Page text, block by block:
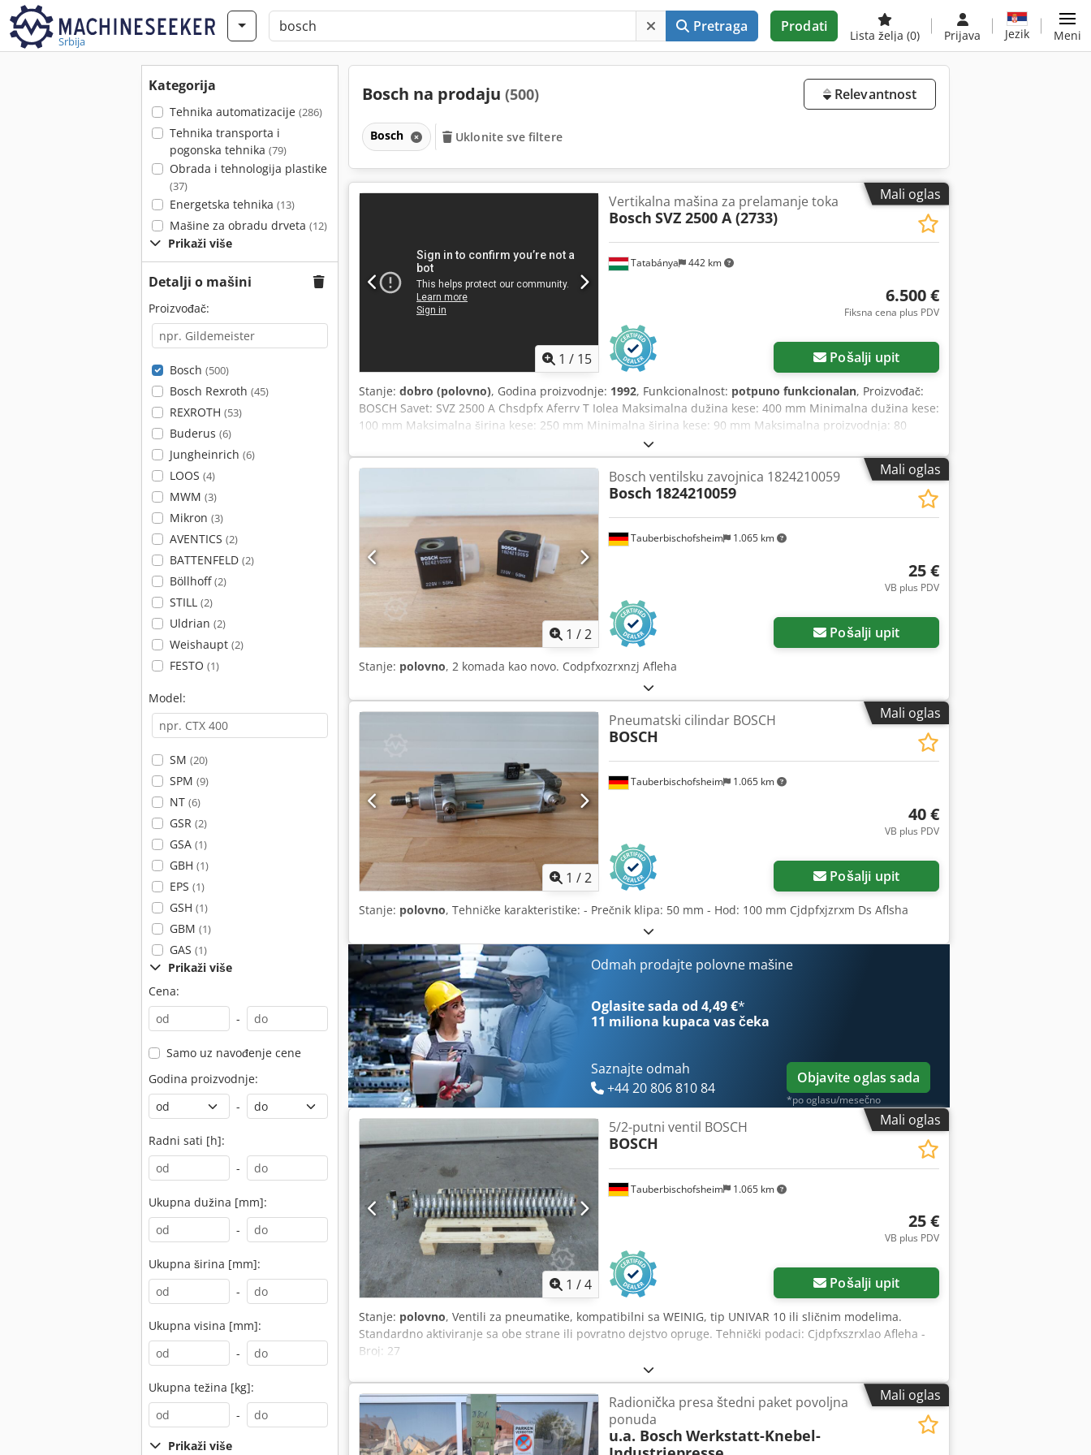
Srbija
Pretraga Prodati
Lista želja (0) Prijava Jezik Meni
Kategorija
Tehnika automatizacije (286)
Tehnika transporta i
pogonska tehnika (79)
Obrada i tehnologija plastike
(37)
Energetska tehnika (13)
Mašine za obradu drveta (12)
Prikaži više
Detalji o mašini
Proizvođač:
Bosch (500)
Bosch Rexroth (45)
REXROTH (53)
Buderus (6)
Jungheinrich (6)
LOOS (4)
MWM (3)
Mikron (3)
AVENTICS (2)
BATTENFELD (2)
Böllhoff(2)
STILL (2)
Uldrian (2)
Weishaupt (2)
FESTO (1)
Model:
SM (20)
SPM (9)
NT (6)
GSR (2)
GSA (1)
GBH (1)
EPS (1)
GSH (1)
GBM (1)
GAS (1)
Prikaži više
Cena:
-
Samo uz navođenje cene
Godina proizvodnje:
-
Radni sati [h]:
-
Ukupna dužina [mm]:
-
Ukupna širina [mm]:
-
Ukupna visina [mm]:
-
Ukupna težina [kg]:
-
Prikaži više
Bosch na prodaju (500) Relevantnost
Bosch Uklonite sve filtere
Mali oglas
1 / 15
Tatabánya 442 km
Vertikalna mašina za prelamanje toka
Bosch SVZ 2500 A (2733)
6.500 €
Fiksna cena plus PDV
Pošalji upit
Stanje: dobro (polovno), Godina proizvodnje: 1992, Funkcionalnost: potpuno funkcionalan, Proizvođač:
BOSCH Savet: SVZ 2500 A Chsdpfx Aferrv T Iolea Maksimalna dužina kese: 400 mm Minimalna dužina kese:
100 mm Maksimalna širina kese: 250 mm Minimalna širina kese: 90 mm Maksimalna proizvodnja: 80
Mali oglas
Zatražite više slika
1 /2
Tauberbischofsheim 1.065 km
Bosch ventilsku zavojnica 1824210059
Bosch 1824210059
25 €
VB plus PDV
Pošalji upit
Stanje: polovno, 2 komada kao novo. Codpfxozrxnzj Afleha
Mali oglas
Zatražite više slika
1 /2
Tauberbischofsheim 1.065 km
Pneumatski cilindar BOSCH
BOSCH
40 €
VB plus PDV
Pošalji upit
Stanje: polovno, Tehničke karakteristike: - Prečnik klipa: 50 mm - Hod: 100 mm Cjdpfxjzrxm Ds Aflsha
Odmah prodajte polovne mašine
Oglasite sada od 4,49 €*
11 miliona kupaca vas čeka
Saznajte odmah
+44 20 806 810 84
Objavite oglas sada
*po oglasu/mesečno
Mali oglas
1 /4
Tauberbischofsheim 1.065 km
5/2-putni ventil BOSCH
BOSCH
25 €
VB plus PDV
Pošalji upit
Stanje: polovno, Ventili za pneumatike, kompatibilni sa WEINIG, tip UNIVAR 10 ili sličnim modelima.
Standardno aktiviranje sa obe strane ili povratno dejstvo opruge. Tehnički podaci: Cjdpfxszrxlao Afleha -
Broj: 27
Mali oglas
Radionička presa štedni paket povoljna
ponuda
u.a. Bosch Werkstatt-Knebel-